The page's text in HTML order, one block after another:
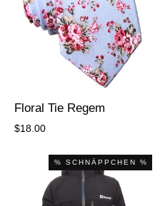
Floral Tie Regem
$18.00
% SCHNÄPPCHEN %